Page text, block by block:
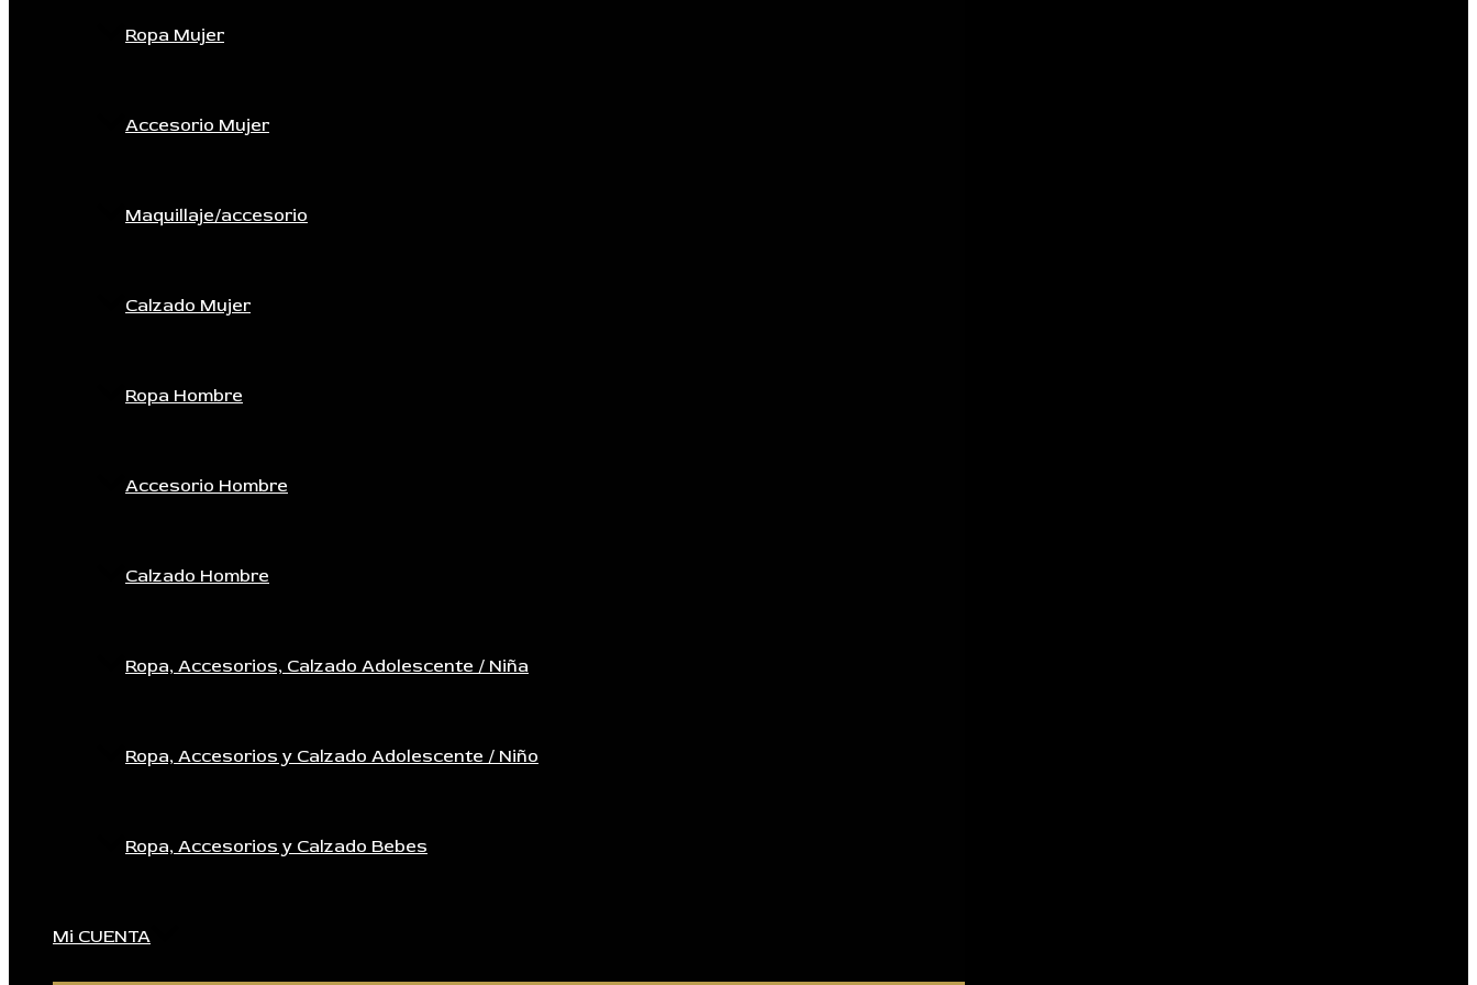
Ropa Mujer
Accesorio Mujer
Maquillaje/accesorio
Calzado Mujer
Ropa Hombre
Accesorio Hombre
Calzado Hombre
Ropa, Accesorios, Calzado Adolescente / Niña
Ropa, Accesorios y Calzado Adolescente / Niño
Ropa, Accesorios y Calzado Bebes
Mi CUENTA